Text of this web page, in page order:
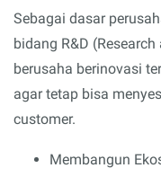
Sebagai dasar
bidang R&D
berusaha berinovasi
agar tetap bisa
customer.
Membangun